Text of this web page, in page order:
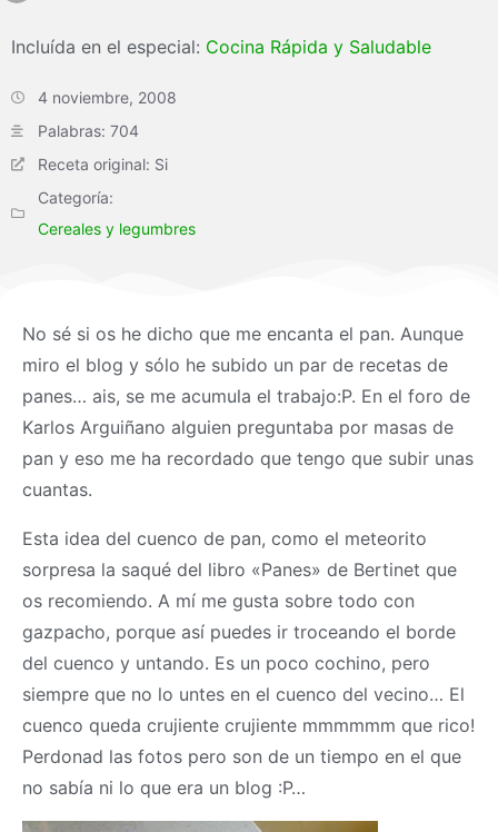
Incluída en el especial: Cocina Rápida y Saludable
4 noviembre, 2008
Palabras: 704
Receta original: Si
Categoría:
Cereales y legumbres
No sé si os he dicho que me encanta el pan. Aunque
miro el blog y sólo he subido un par de recetas de
panes… ais, se me acumula el trabajo:P. En el foro de
Karlos Arguiñano alguien preguntaba por masas de
pan y eso me ha recordado que tengo que subir unas
cuantas.
Esta idea del cuenco de pan, como el meteorito
sorpresa la saqué del libro «Panes» de Bertinet que
os recomiendo. A mí me gusta sobre todo con
gazpacho, porque así puedes ir troceando el borde
del cuenco y untando. Es un poco cochino, pero
siempre que no lo untes en el cuenco del vecino… El
cuenco queda crujiente crujiente mmmmmm que rico!
Perdonad las fotos pero son de un tiempo en el que
no sabía ni lo que era un blog :P…